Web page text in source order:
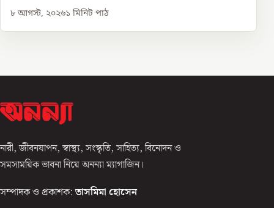
৮ আগস্ট, ২০২৬১ মিনিট পাঠ
নারী, জীবনযাপন, স্বাস্থ্য, সংস্কৃতি, সাহিত্য, বিনোদন ও
সমসাময়িক ভাবনা নিয়ে অনন্যা ম্যাগাজিন।
সম্পাদক ও প্রকাশক: তাসমিমা হোসেন